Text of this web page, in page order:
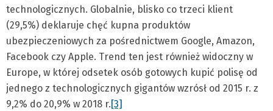
technologicznych. Globalnie, blisko co trzeci klient
(29,5%) deklaruje chęć kupna produktów
ubezpieczeniowych za pośrednictwem Google, Amazon,
Facebook czy Apple. Trend ten jest również widoczny w
Europe, w której odsetek osób gotowych kupić polisę od
jednego z technologicznych gigantów wzrósł od 2015 r. z
9,2% do 20,9% w 2018 r.[3]